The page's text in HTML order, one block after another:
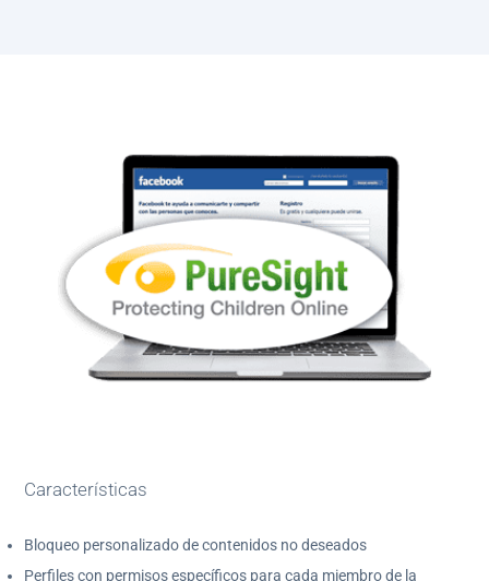
Características
Bloqueo personalizado de contenidos no deseados
Perfiles con permisos específicos para cada miembro de la